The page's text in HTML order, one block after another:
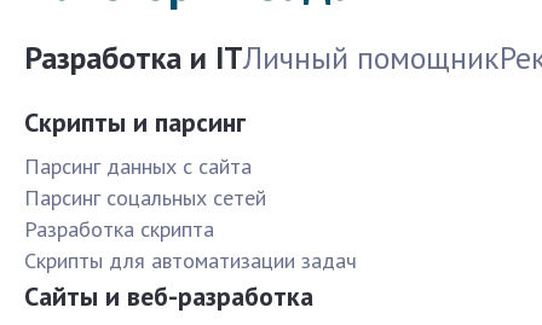
Разработка и ITЛичный помощник
Скрипты и парсинг
Парсинг данных с сайта
Парсинг соцальных сетей
Разработка скрипта
Скрипты для автоматизации задач
Сайты и веб-разработка